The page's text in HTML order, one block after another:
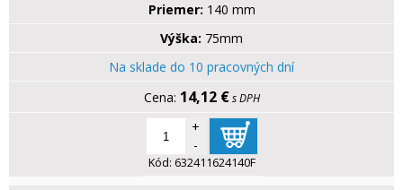
Priemer: 140 mm
Výška: 75mm
Na sklade do 10 pracovných dní
14,12 € s DPH
+
-
Kód: 632411624140F